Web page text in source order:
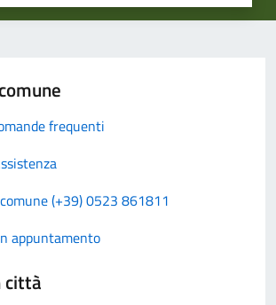
frequenti
(+39) 0523 861811
appuntamento
città